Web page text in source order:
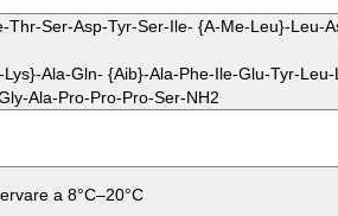
Thr-Ser-Asp-Tyr-Ser-Ile- {α-Me-Leu}-Leu-
Ala-Gln- {Aib}-Ala-Phe-Ile-Glu-Tyr-Leu-
Ala-Pro-Pro-Pro-Ser-NH2
a 8°C–20°C